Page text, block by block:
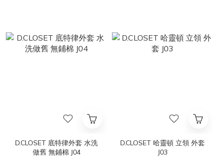
D.CLOSET 底特律外套 水洗
做舊 無鋪棉 J04
D.CLOSET 哈靈頓 立領 外套
J03